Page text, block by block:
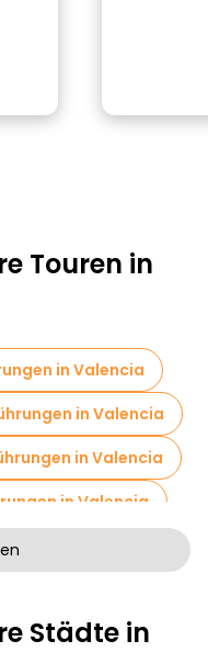
Touren in
in Valencia
in Valencia
in Valencia
in Valencia
Städte in